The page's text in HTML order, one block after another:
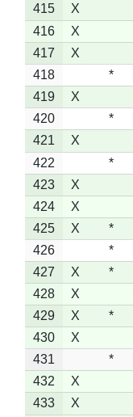
415
X
416
X
417
X
418
*
419
X
420
*
421
X
422
*
423
X
424
X
425
X *
426
*
427
X *
428
X
429
X *
430
X
431
*
432
X
433
X